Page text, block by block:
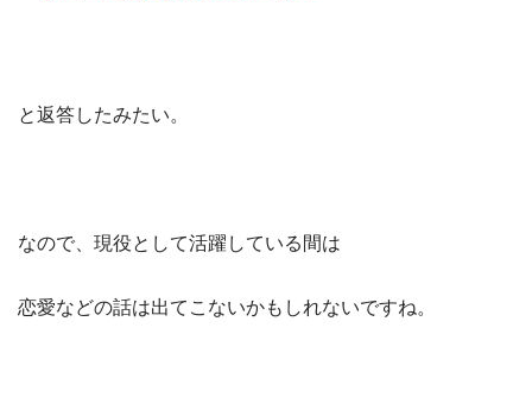
と返答したみたい。
なので、現役として活躍している間は
恋愛などの話は出てこないかもしれないですね。